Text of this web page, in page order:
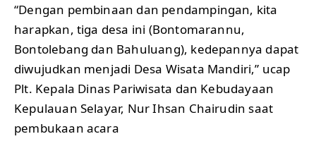
“Dengan pembinaan dan pendampingan, kita
harapkan, tiga desa ini (Bontomarannu,
Bontolebang dan Bahuluang), kedepannya dapat
diwujudkan menjadi Desa Wisata Mandiri,” ucap
Plt. Kepala Dinas Pariwisata dan Kebudayaan
Kepulauan Selayar, Nur Ihsan Chairudin saat
pembukaan acara